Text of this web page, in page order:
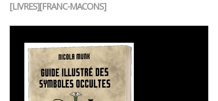
[LIVRES][FRANC-MACONS]